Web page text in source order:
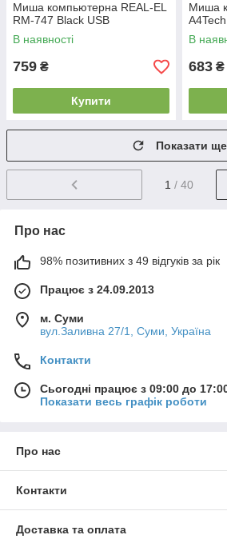
Миша компьютерна REAL-EL
RM-747 Black USB
В наявності
759 ₴
Купити
Миша
В
683 ₴
Показати ще
1 / 40
Про нас
98% позитивних з 49 відгуків за рік
Працює з 24.09.2013
м. Суми
вул.Заливна 27/1, Суми, Україна
Контакти
Сьогодні працює з 09:00 до
Показати весь графік роботи
Про нас
Контакти
Доставка та оплата